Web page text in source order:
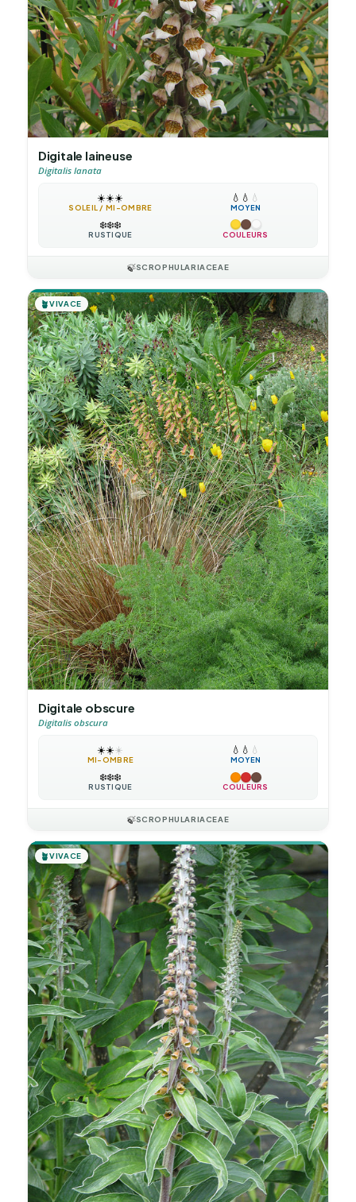
Digitale laineuse
Digitalis lanata
☀️☀️☀️
SOLEIL / MI-OMBRE
💧 💧 💧
MOYEN
❄️❄️❄️
RUSTIQUE COULEURS
🍃SCROPHULARIACEAE
🪴VIVACE
Digitale obscure
Digitalis obscura
☀️☀️☀️
MI-OMBRE
💧 💧 💧
MOYEN
❄️❄️❄️
RUSTIQUE COULEURS
🍃SCROPHULARIACEAE
🪴VIVACE